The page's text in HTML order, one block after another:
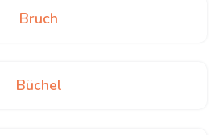
Bruch
Büchel